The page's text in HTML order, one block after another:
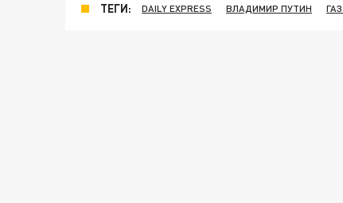
ТЕГИ: DAILY EXPRESS ВЛАДИМИР ПУТИН